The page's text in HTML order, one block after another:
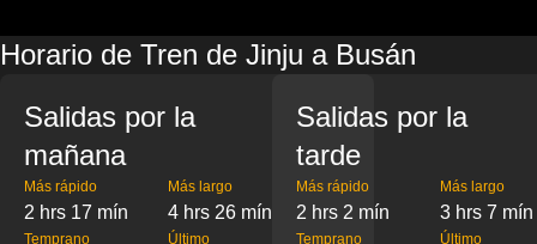
Horario de Tren de Jinju a Busán
Salidas por la
mañana
Más rápido
2 hrs 17 mín
Más largo
4 hrs 26 mín
Temprano Último
Salidas por la
tarde
Más rápido
2 hrs 2 mín
Más largo
3 hrs 7 mín
Temprano Último